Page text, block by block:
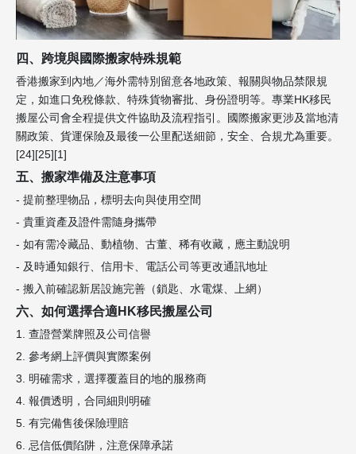
四、跨境與國際搬家特殊規範
香港搬家到內地／海外需特別留意各地政策、報關與物品禁限規
定，如進口免稅條款、特殊貨物審批、身份證明等。專業HK移民
搬屋公司會全程提供文件協助及流程指引。國際搬家更涉及當地清
關政策、貨運保險及最後一公里配送細節，安全、合規尤為重要。
[24][25][1]
五、搬家準備及注意事項
- 提前整理物品，標明去向與使用空間
- 貴重資產及證件需隨身攜帶
- 如有需冷藏品、動植物、古董、稀有收藏，應主動說明
- 及時通知銀行、信用卡、電話公司等更改通訊地址
- 搬入前確認新居設施完善（鎖匙、水電煤、上網）
六、如何選擇合適HK移民搬屋公司
1. 查證營業牌照及公司信譽
2. 參考網上評價與實際案例
3. 明確需求，選擇覆蓋目的地的服務商
4. 報價透明，合同細則明確
5. 有完備售後保險理賠
6. 忌信低價陷阱，注意保障承諾